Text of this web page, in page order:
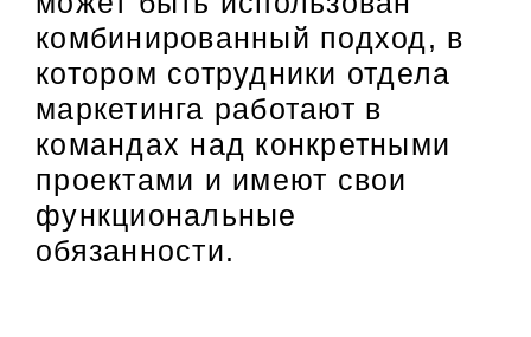
комбинированный подход, в
котором сотрудники отдела
маркетинга работают в
командах над конкретными
проектами и имеют свои
функциональные
обязанности.